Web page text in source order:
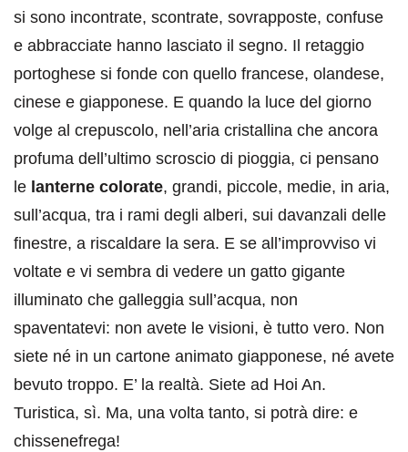
si sono incontrate, scontrate, sovrapposte, confuse
e abbracciate hanno lasciato il segno. Il retaggio
portoghese si fonde con quello francese, olandese,
cinese e giapponese. E quando la luce del giorno
volge al crepuscolo, nell’aria cristallina che ancora
profuma dell’ultimo scroscio di pioggia, ci pensano
le lanterne colorate, grandi, piccole, medie, in aria,
sull’acqua, tra i rami degli alberi, sui davanzali delle
finestre, a riscaldare la sera. E se all’improvviso vi
voltate e vi sembra di vedere un gatto gigante
illuminato che galleggia sull’acqua, non
spaventatevi: non avete le visioni, è tutto vero. Non
siete né in un cartone animato giapponese, né avete
bevuto troppo. E’ la realtà. Siete ad Hoi An.
Turistica, sì. Ma, una volta tanto, si potrà dire: e
chissenefrega!